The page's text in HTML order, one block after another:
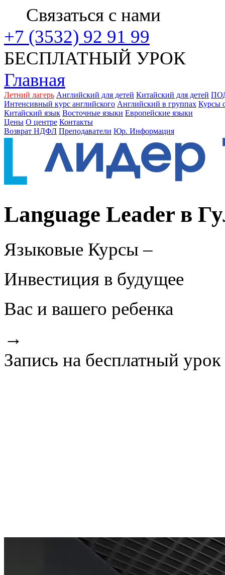
Связаться с нами
+7 (3532) 92 91 99
БЕСПЛАТНЫЙ УРОК
Главная
Летний лагерь Английский для детей Китайский для детей
Интенсивный курс английского Английский в группах Курсы
Китайский язык Восточные языки Европейские языки
Цены О центре Контакты
Возврат НДФЛ Преподаватели Юр. Информация
Language Leader в
Языковые Курсы –
Инвестиция в будущее
Вас и вашего ребенка
→
Запись на бесплатный урок